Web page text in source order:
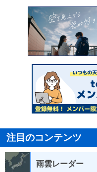
注目のコンテンツ
雨雲レーダー